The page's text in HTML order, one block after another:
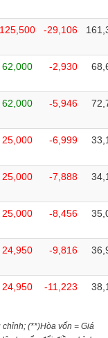
125,500 -29,106
62,000 -2,930
62,000 -5,946
25,000 -6,999
25,000 -7,888
25,000 -8,456
24,950 -9,816
24,950 -11,223
(**)Hòa vốn = Giá